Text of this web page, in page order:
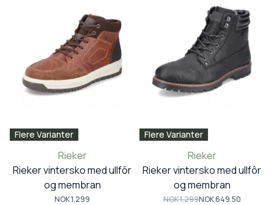
Flere Varianter
Rieker
Rieker vintersko med ullfôr
og membran
NOK 1,299
Flere Varianter
Rieker
Rieker vintersko med ullfôr
og membran
NOK 1,299NOK 649.50